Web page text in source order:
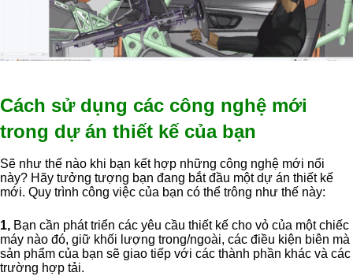
Cách sử dụng các công nghệ mới
trong dự án thiết kế của bạn
Sẽ như thế nào khi bạn kết hợp những công nghệ mới nổi
này? Hãy tưởng tượng bạn đang bắt đầu một dự án thiết kế
mới. Quy trình công việc của bạn có thể trông như thế này:
1, Bạn cần phát triển các yêu cầu thiết kế cho vỏ của một chiếc
máy nào đó, giữ khối lượng trong/ngoài, các điều kiện biên mà
sản phẩm của bạn sẽ giao tiếp với các thành phần khác và các
trường hợp tải.